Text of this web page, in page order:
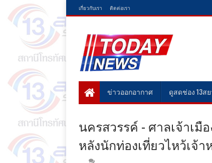
เกี่ยวกับเรา ติดต่อเรา
ข่าวออกอากาศ ดูสดช่อง 13ส
นครสวรรค์ - ศาลเจ้าเ
หลังนักท่องเที่ยวไหว้เจ้า